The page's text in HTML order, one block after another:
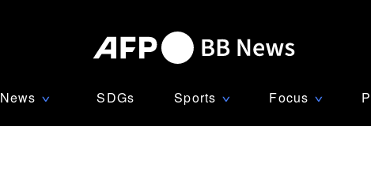
News ∨ SDGs Sports ∨ Focus ∨